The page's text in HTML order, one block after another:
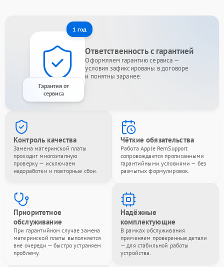
1 год
Гарантия от
сервиса
Ответственность с гарантией
Оформляем гарантию сервиса —
условия зафиксированы в договоре
и понятны заранее.
Контроль качества
Замена материнской платы
проходит многоэтапную
проверку — исключаем
недоработки и повторные сбои.
Чёткие обязательства
Работа Apple RemSupport
сопровождается прописанными
гарантийными условиями — без
размытых формулировок.
Приоритетное
обслуживание
При гарантийном случае замена
материнской платы выполняется
вне очереди — быстро устраняем
проблему.
Надёжные
комплектующие
В рамках обслуживания
применяем проверенные детали
— для стабильной работы
устройства.